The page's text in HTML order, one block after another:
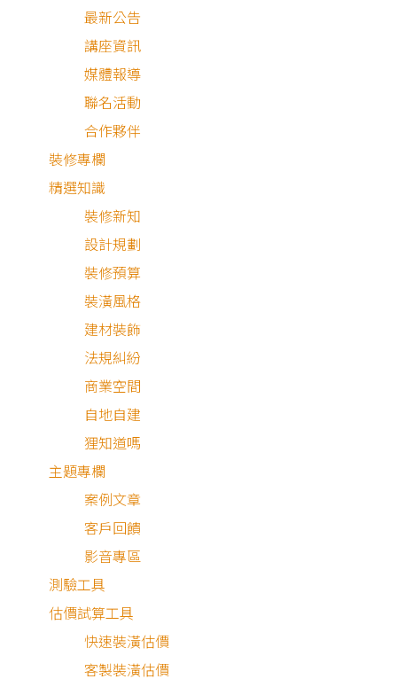
最新公告
講座資訊
媒體報導
聯名活動
合作夥伴
裝修專欄
精選知識
裝修新知
設計規劃
裝修預算
裝潢風格
建材裝飾
法規糾紛
商業空間
自地自建
狸知道嗎
主題專欄
案例文章
客戶回饋
影音專區
測驗工具
估價試算工具
快速裝潢估價
客製裝潢估價
屋主需求與設計理念
屋主喜歡深色調的居家風格，並且非常喜愛看電影，在空間
計上以暗色木頭搭配黑色，打造出有如影廳般的氛圍。大面
的深色能夠營造沉穩的空間感受，是現今少見的裝潢選擇，
現出屋主獨樹一幟的風格品味。
深生活，深深地生活